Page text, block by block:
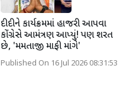
દીદીને કાર્યક્રમમાં હાજરી આપવા
કોંગ્રેસે આમંત્રણ આપ્યું! પણ શરત
છે, 'મમતાજી માફી માંગે'
Published On 16 Jul 2026 08:31:53